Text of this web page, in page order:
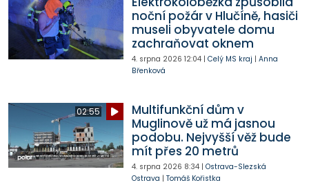
noční požár v Hlučíně, hasiči
museli obyvatele domu
zachraňovat oknem
4. srpna 2026 12:04| Celý MS kraj | Anna
Břenková
02:55
Multifunkční dům v
Muglinově už má jasnou
podobu. Nejvyšší věž bude
mít přes 20 metrů
4. srpna 2026 8:34| Ostrava-Slezská
Ostrava | Tomáš Kořistka